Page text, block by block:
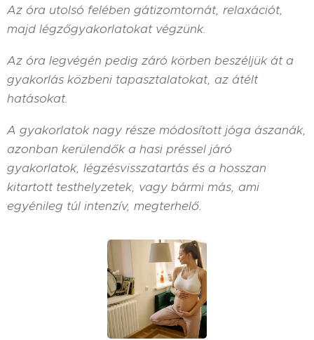
Az óra utolsó felében gátizomtornát, relaxációt,
majd légzőgyakorlatokat végzünk.
Az óra legvégén pedig záró körben beszéljük át a
gyakorlás közbeni tapasztalatokat, az átélt
hatásokat.
A gyakorlatok nagy része módosított jóga ászanák,
azonban kerülendők a hasi préssel járó
gyakorlatok, légzésvisszatartás és a hosszan
kitartott testhelyzetek, vagy bármi más, ami
egyénileg túl intenzív, megterhelő.